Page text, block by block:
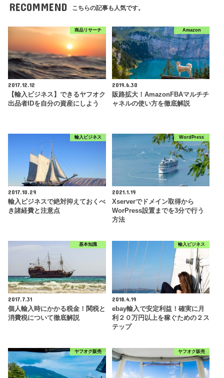
RECOMMEND こちらの記事も人気です。
商品リサーチ
2017.12.12
【輸入ビジネス】できるヤフオク
出品者IDを自分の資産にしよう
Amazon
2019.6.30
販路拡大！AmazonFBAマルチチ
ャネルの使い方を徹底解説
輸入ビジネス
2017.10.29
輸入ビジネスで絶対抑えておくべ
き諸経費と注意点
WordPress
2021.1.19
Xserverでドメイン取得から
WorPress設置までを3分で行う
方法
基本知識
2017.7.31
個人輸入時にかかる税金！関税と
消費税について徹底解説
輸入ビジネス
2018.4.19
ebay輸入で安定利益！確実に月
利２０万円以上を稼ぐための２ス
テップ
ヤフオク販売 ヤフオク販売